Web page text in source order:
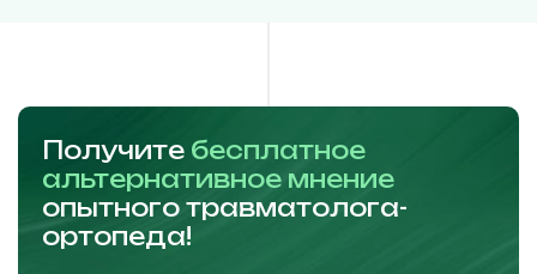
Получите бесплатное
альтернативное мнение
опытного травматолога-
ортопеда!